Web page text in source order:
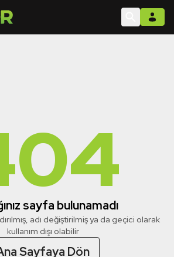
sayfa bulunamadı
adı değiştirilmiş ya da geçici olarak
kullanım dışı olabilir
Sayfaya Dön